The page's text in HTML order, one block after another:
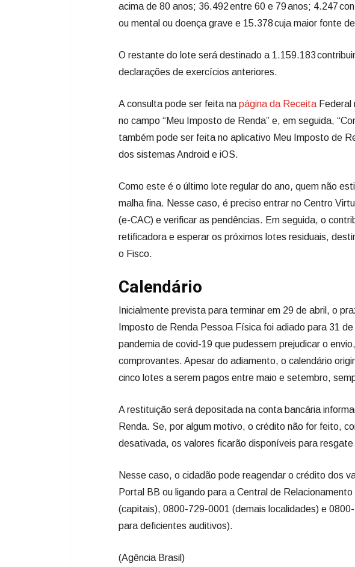
acima de 80 anos; 36.492 entre 60 e 79 anos; 4.247
ou mental ou doença grave e 15.378 cuja maior fonte
O restante do lote será destinado a 1.159.183
declarações de exercícios anteriores.
A consulta pode ser feita na página da Receita
no campo “Meu Imposto de Renda” e, em seguida,
também pode ser feita no aplicativo Meu Imposto de
dos sistemas Android e iOS.
Como este é o último lote regular do ano, quem não
malha fina. Nesse caso, é preciso entrar no Centro
(e-CAC) e verificar as pendências. Em seguida, o
retificadora e esperar os próximos lotes residuais,
o Fisco.
Calendário
Inicialmente prevista para terminar em 29 de abril, o
Imposto de Renda Pessoa Física foi adiado para 31
pandemia de covid-19 que pudessem prejudicar o
comprovantes. Apesar do adiamento, o calendário
cinco lotes a serem pagos entre maio e setembro,
A restituição será depositada na conta bancária
Renda. Se, por algum motivo, o crédito não for feito,
desativada, os valores ficarão disponíveis para
Nesse caso, o cidadão pode reagendar o crédito dos
Portal BB ou ligando para a Central de
(capitais), 0800-729-0001 (demais localidades) e
para deficientes auditivos).
(Agência Brasil)